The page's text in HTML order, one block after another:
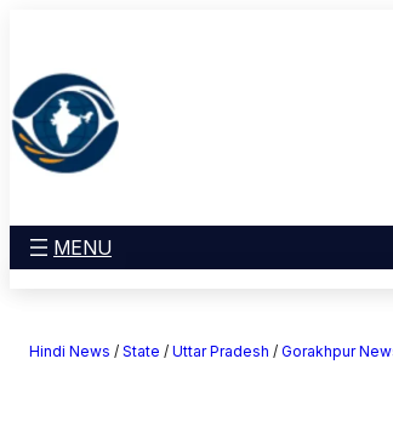
जाएं
MENU
खेल
राज्य
आस्था
व्यापार
राशिफल
Hindi News / State / Uttar Pradesh / Gorakhpur